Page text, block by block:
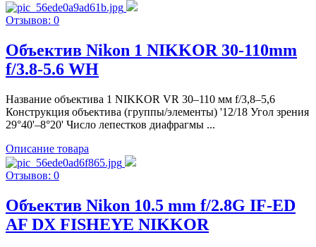
Отзывов: 0
Объектив Nikon 1 NIKKOR 30-110mm
f/3.8-5.6 WH
Название объектива 1 NIKKOR VR 30–110 мм f/3,8–5,6
Конструкция объектива (группы/элементы) '12/18 Угол зрения
29°40'–8°20' Число лепестков диафрагмы ...
Описание товара
Отзывов: 0
Объектив Nikon 10.5 mm f/2.8G IF-ED
AF DX FISHEYE NIKKOR